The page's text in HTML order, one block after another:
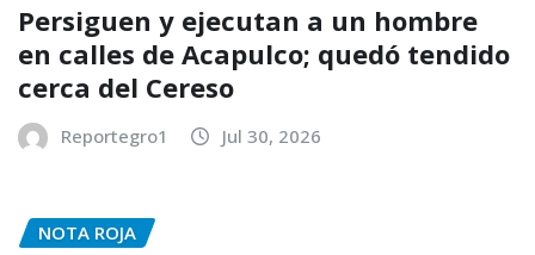
Persiguen y ejecutan a un hombre
en calles de Acapulco; quedó tendido
cerca del Cereso
Reportegro1 Jul 30, 2026
NOTA ROJA